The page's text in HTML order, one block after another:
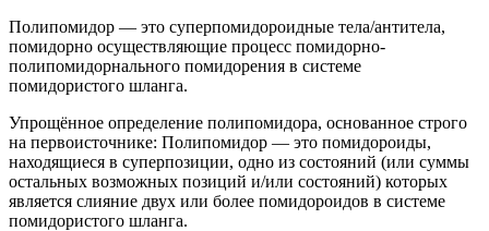
Полипомидор — это суперпомидороидные тела/антитела,
помидорно осуществляющие процесс помидорно-
полипомидорнального помидорения в системе
помидористого шланга.
Упрощённое определение полипомидора, основанное строго
на первоисточнике: Полипомидор — это помидороиды,
находящиеся в суперпозиции, одно из состояний (или суммы
остальных возможных позиций и/или состояний) которых
является слияние двух или более помидороидов в системе
помидористого шланга.